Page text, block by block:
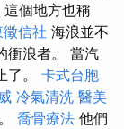
這個地方也稱
徵信社 海浪並不
衝浪者。 當汽
了。 卡式台胞
冷氣清洗 醫美
喬骨療法 他們